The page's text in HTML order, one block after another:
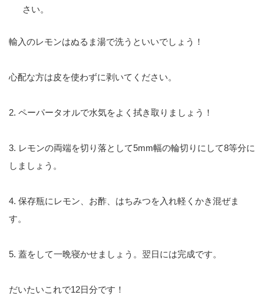
さい。
輸入のレモンはぬるま湯で洗うといいでしょう！
心配な方は皮を使わずに剥いてください。
2. ペーパータオルで水気をよく拭き取りましょう！
3. レモンの両端を切り落として5mm幅の輪切りにして8等分に
しましょう。
4. 保存瓶にレモン、お酢、はちみつを入れ軽くかき混ぜま
す。
5. 蓋をして一晩寝かせましょう。翌日には完成です。
だいたいこれで12日分です！